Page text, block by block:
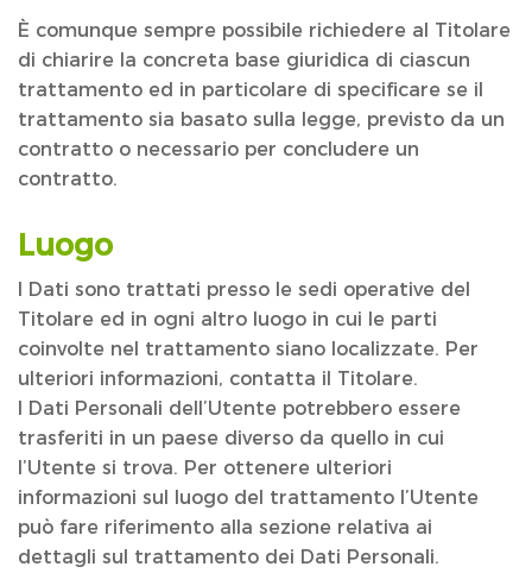
È comunque sempre possibile richiedere al Titolare
di chiarire la concreta base giuridica di ciascun
trattamento ed in particolare di specificare se il
trattamento sia basato sulla legge, previsto da un
contratto o necessario per concludere un
contratto.
Luogo
I Dati sono trattati presso le sedi operative del
Titolare ed in ogni altro luogo in cui le parti
coinvolte nel trattamento siano localizzate. Per
ulteriori informazioni, contatta il Titolare.
I Dati Personali dell’Utente potrebbero essere
trasferiti in un paese diverso da quello in cui
l’Utente si trova. Per ottenere ulteriori
informazioni sul luogo del trattamento l’Utente
può fare riferimento alla sezione relativa ai
dettagli sul trattamento dei Dati Personali.